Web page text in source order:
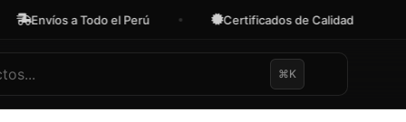
a Todo el Perú Certificados de Calidad
⌘K